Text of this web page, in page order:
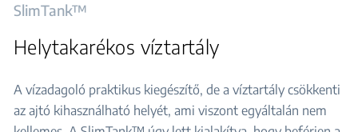
SlimTank™
Helytakarékos víztartály
A vízadagoló praktikus kiegészítő, de a víztartály csökkenti
az ajtó kihasználható helyét, ami viszont egyáltalán nem